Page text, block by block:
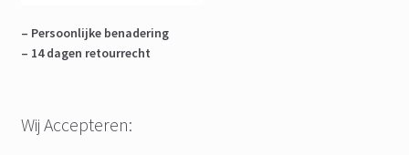
– Persoonlijke benadering
– 14 dagen retourrecht
Wij Accepteren: